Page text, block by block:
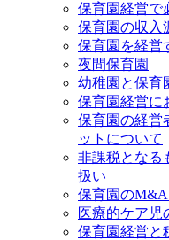
保育園経営で
保育園の収入
保育園を経営
夜間保育園
幼稚園と保育
保育園経営に
保育園の経営
ットについて
非課税となる
扱い
保育園の
医療的ケア児
保育園経営と